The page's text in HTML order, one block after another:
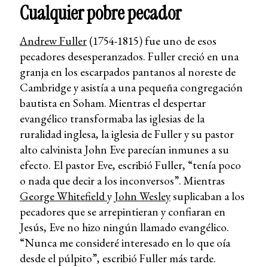
Cualquier pobre pecador
Andrew Fuller(1754-1815) fue uno de esos
pecadores desesperanzados. Fuller creció en una
granja en los escarpados pantanos al noreste de
Cambridge y asistía a una pequeña congregación
bautista en Soham. Mientras el despertar
evangélico transformaba las iglesias de la
ruralidad inglesa, la iglesia de Fuller y su pastor
alto calvinista John Eve parecían inmunes a su
efecto. El pastor Eve, escribió Fuller, “tenía poco
o nada que decir a los inconversos”. Mientras
George Whitefieldy John Wesleysuplicaban a los
pecadores que se arrepintieran y confiaran en
Jesús, Eve no hizo ningún llamado evangélico.
“Nunca me consideré interesado en lo que oía
desde el púlpito”, escribió Fuller más tarde.